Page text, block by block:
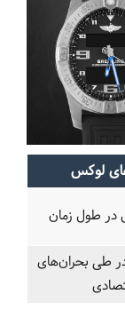
لوکس
طول زمان
طی بحران‌های